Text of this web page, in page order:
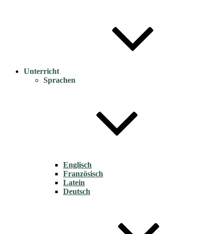
Unterricht
Sprachen
Englisch
Französisch
Latein
Deutsch